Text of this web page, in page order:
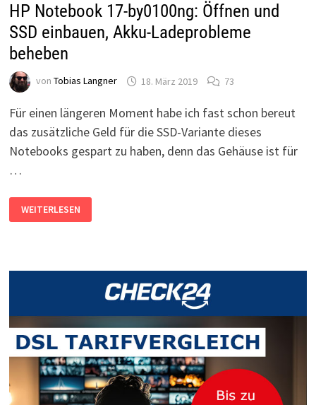
HP Notebook 17-by0100ng: Öffnen und
SSD einbauen, Akku-Ladeprobleme
beheben
von Tobias Langner 18. März 2019 73
Für einen längeren Moment habe ich fast schon bereut
das zusätzliche Geld für die SSD-Variante dieses
Notebooks gespart zu haben, denn das Gehäuse ist für
…
NOTEBOOK
17-
EINBAUEN,
WEITERLESEN